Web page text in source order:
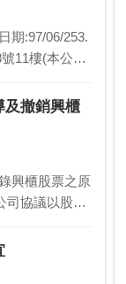
期:97/06/253.
11樓(本公司
及撤銷興櫃
興櫃股票之原
司協議以股份